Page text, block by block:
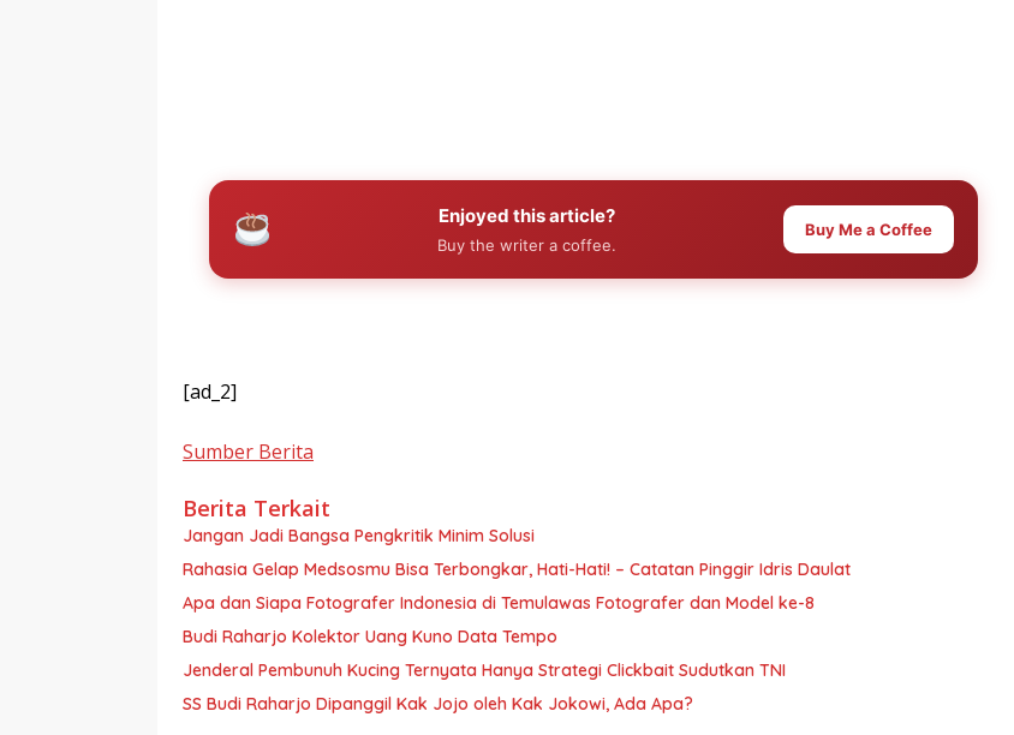
Enjoyed this article?
Buy the writer a coffee.
Buy Me a Coffee
[ad_2]
Sumber Berita
Berita Terkait
Jangan Jadi Bangsa Pengkritik Minim Solusi
Rahasia Gelap Medsosmu Bisa Terbongkar, Hati-Hati! – Catatan Pinggir Idris Daulat
Apa dan Siapa Fotografer Indonesia di Temulawas Fotografer dan Model ke-8
Budi Raharjo Kolektor Uang Kuno Data Tempo
Jenderal Pembunuh Kucing Ternyata Hanya Strategi Clickbait Sudutkan TNI
SS Budi Raharjo Dipanggil Kak Jojo oleh Kak Jokowi, Ada Apa?